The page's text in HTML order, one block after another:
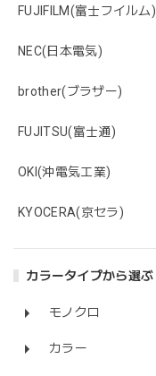
FUJIFILM(富士フイルム)
NEC(日本電気)
brother(ブラザー)
FUJITSU(富士通)
OKI(沖電気工業)
KYOCERA(京セラ)
カラータイプから選ぶ
モノクロ
カラー